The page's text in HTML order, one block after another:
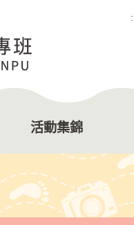
活動集錦